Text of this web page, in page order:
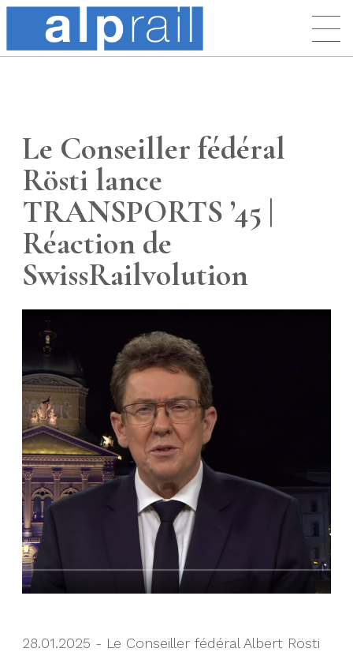
Le Conseiller fédéral
Rösti lance
TRANSPORTS ’45 |
Réaction de
SwissRailvolution
28.01.2025 - Le Conseiller fédéral Albert Rösti